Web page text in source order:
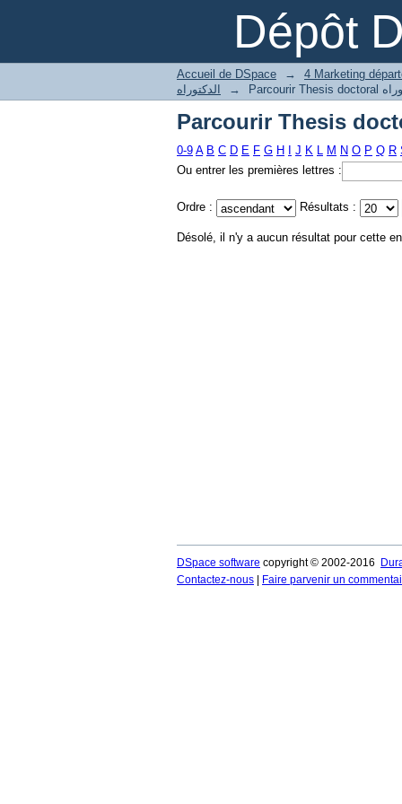
Dépôt
Accueil de DSpace →
الدكتوراه
→
0-9 A B C D E F G H J K L M N O P Q R
Ou entrer les premières lettres :
Ordre : Résultats :
Désolé, il n'y a aucun résultat pour cette
DSpace software copyright © 2002-2016
Contactez-nous
Faire parvenir un